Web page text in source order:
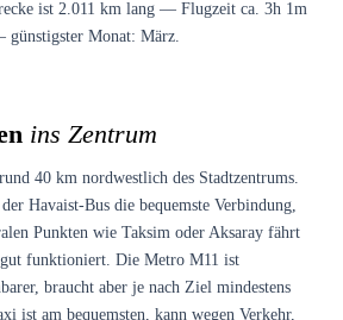
ist 2.011 km lang — Flugzeit ca. 3h 1m
Monat: März.
ins Zentrum
40 km nordwestlich des Stadtzentrums.
Havaist-Bus die bequemste Verbindung,
Punkten wie Taksim oder Aksaray fährt
funktioniert. Die Metro M11 ist
braucht aber je nach Ziel mindestens
ist am bequemsten, kann wegen Verkehr,